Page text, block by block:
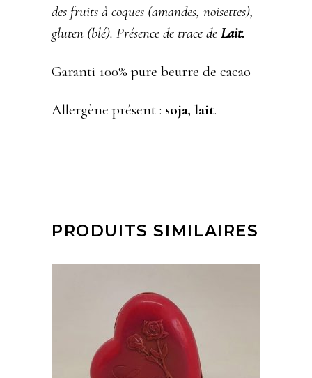
des fruits à coques (amandes, noisettes),
gluten (blé). Présence de trace de Lait.
Garanti 100% pure beurre de cacao
Allergène présent : soja, lait.
PRODUITS SIMILAIRES
AJOUTER AU PANIER